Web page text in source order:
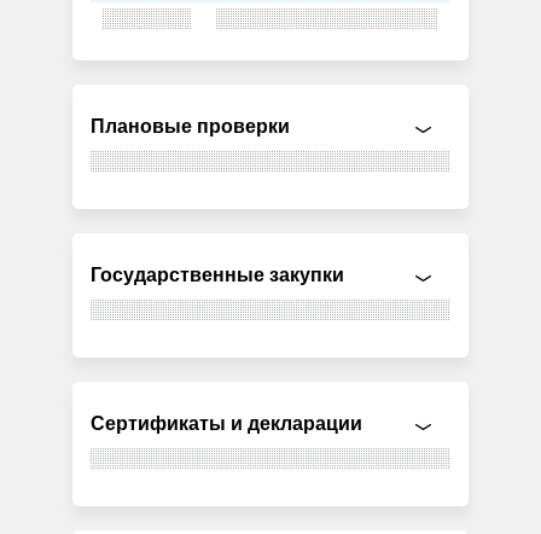
Плановые проверки
Государственные закупки
Сертификаты и декларации